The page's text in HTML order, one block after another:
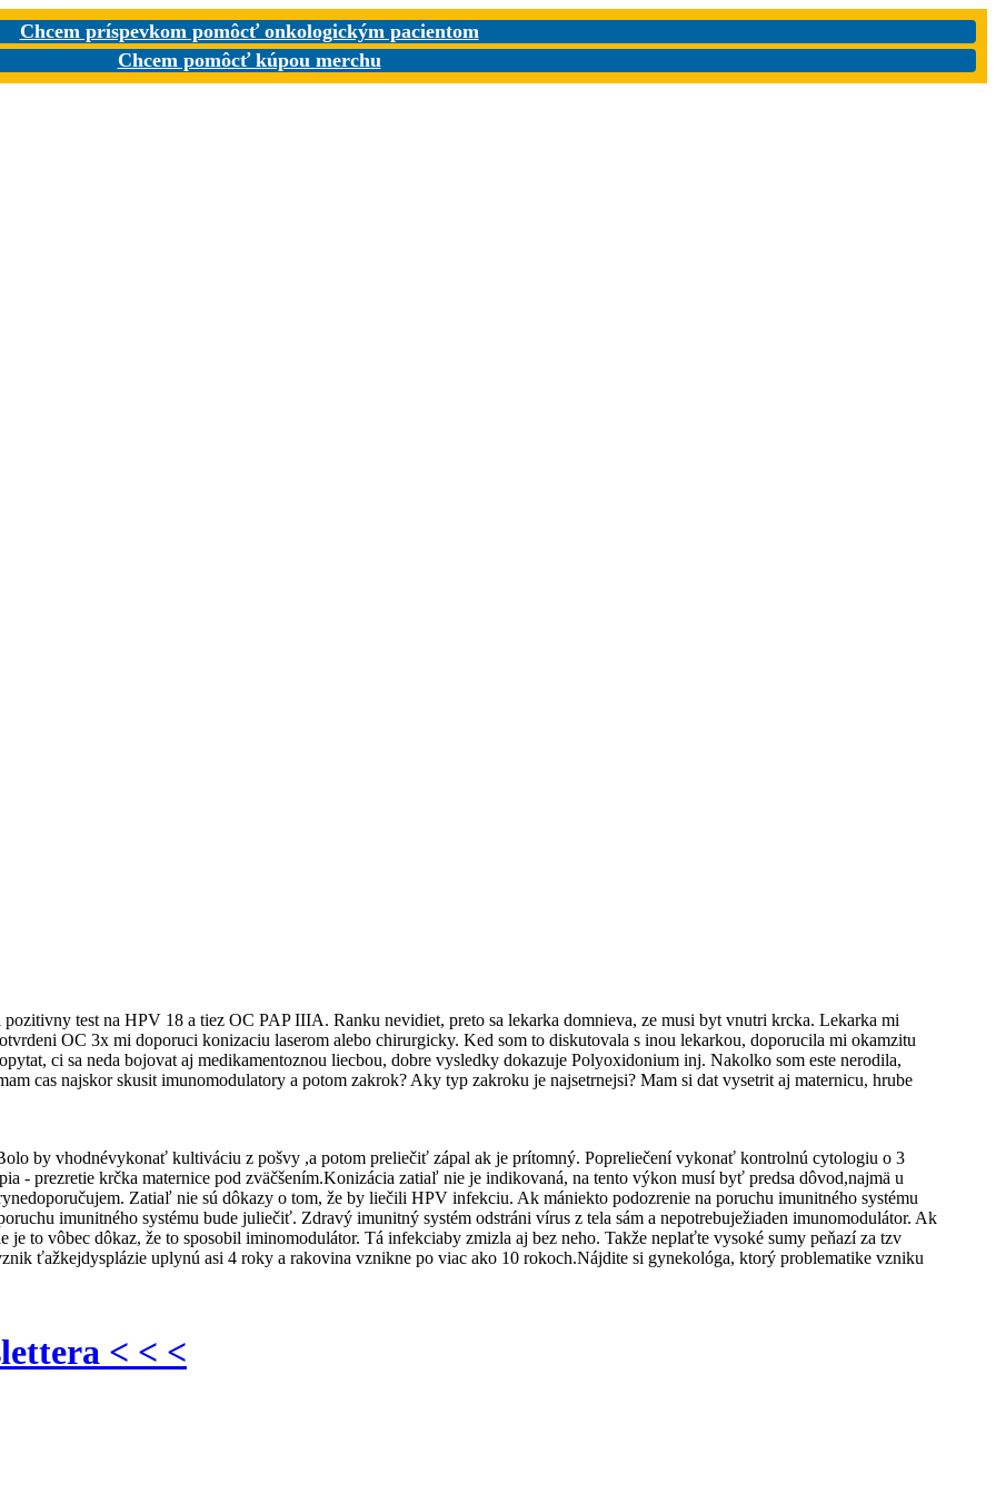
Chcem príspevkom pomôcť onkologickým pacientom
Chcem pomôcť kúpou merchu
test na HPV 18 a tiez OC PAP IIIA. Ranku nevidiet, preto sa lekarka domnieva, ze musi byt vnutri krcka. Lekarka mi
OC 3x mi doporuci konizaciu laserom alebo chirurgicky. Ked som to diskutovala s inou lekarkou, doporucila mi okamzitu
ci sa neda bojovat aj medikamentoznou liecbou, dobre vysledky dokazuje Polyoxidonium inj. Nakolko som este nerodila,
cas najskor skusit imunomodulatory a potom zakrok? Aky typ zakroku je najsetrnejsi? Mam si dat vysetrit aj maternicu, hrube
by vhodnévykonať kultiváciu z pošvy ,a potom preliečiť zápal ak je prítomný. Popreliečení vykonať kontrolnú cytologiu o 3
- prezretie krčka maternice pod zväčšením.Konizácia zatiaľ nie je indikovaná, na tento výkon musí byť predsa dôvod,najmä u
Zatiaľ nie sú dôkazy o tom, že by liečili HPV infekciu. Ak mániekto podozrenie na poruchu imunitného systému
imunitného systému bude juliečiť. Zdravý imunitný systém odstráni vírus z tela sám a nepotrebuježiaden imunomodulátor. Ak
to vôbec dôkaz, že to sposobil iminomodulátor. Tá infekciaby zmizla aj bez neho. Takže neplaťte vysoké sumy peňazí za tzv
ťažkejdysplázie uplynú asi 4 roky a rakovina vznikne po viac ako 10 rokoch.Nájdite si gynekológa, ktorý problematike vzniku
< < <